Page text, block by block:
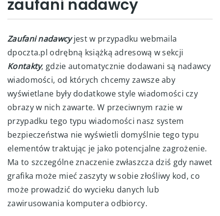
zaufani nadawcy
Zaufani nadawcyjest w przypadku webmaila
dpoczta.pl odrębną książką adresową w sekcji
Kontakty, gdzie automatycznie dodawani są nadawcy
wiadomości, od których chcemy zawsze aby
wyświetlane były dodatkowe style wiadomości czy
obrazy w nich zawarte. W przeciwnym razie w
przypadku tego typu wiadomości nasz system
bezpieczeństwa nie wyświetli domyślnie tego typu
elementów traktując je jako potencjalne zagrożenie.
Ma to szczególne znaczenie zwłaszcza dziś gdy nawet
grafika może mieć zaszyty w sobie złośliwy kod, co
może prowadzić do wycieku danych lub
zawirusowania komputera odbiorcy.